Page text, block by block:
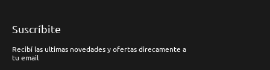
Suscríbite
Recibí las ultimas novedades y ofertas direcamente a
tu email